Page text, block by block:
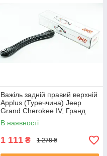
Важіль задній правий верхній
Applus (Туреччина) Jeep
Grand Cherokee IV, Гранд
Черокі 4 10- #26651AP
UAWDAJK4
В наявності
1 111 ₴ 1 278 ₴